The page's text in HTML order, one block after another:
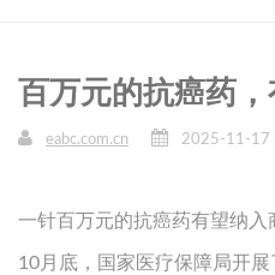
百万元的抗癌药
eabc.com.cn 2025-11-17
一针百万元的抗癌药有望纳入
10月底，国家医疗保障局开